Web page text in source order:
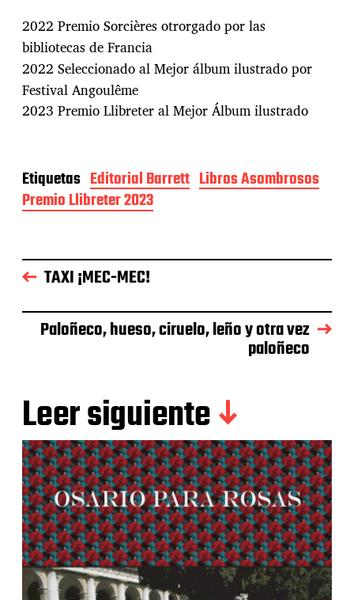
2022 Premio Sorcières otrorgado por las
bibliotecas de Francia
2022 Seleccionado al Mejor álbum ilustrado por
Festival Angoulême
2023 Premio Llibreter al Mejor Álbum ilustrado
Etiquetas Editorial Barrett Libros Asombrosos
Premio Llibreter 2023
TAXI ¡MEC-MEC!
Paloñeco, hueso, ciruelo, leño y otra vez
paloñeco
Leer siguiente